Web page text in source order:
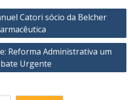
Catori sócio da Belcher
Reforma Administrativa um
Urgente